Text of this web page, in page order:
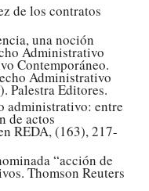
de los contratos
una noción
Administrativo
Contemporáneo.
Administrativo
Palestra Editores.
administrativo: entre
de actos
REDA, (163), 217-
“acción de
Thomson Reuters